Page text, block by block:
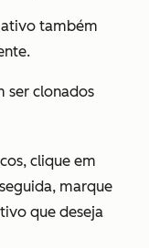
ativo também
ser clonados
clique em
marque
que deseja